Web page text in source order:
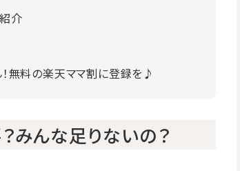
介
！無料の楽天ママ割に登録を♪
みんな足りないの？